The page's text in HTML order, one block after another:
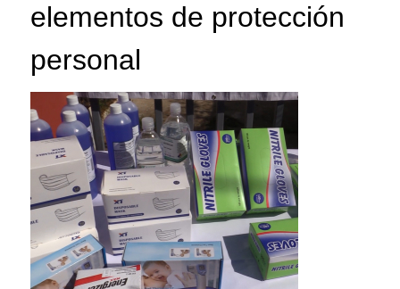
elementos de protección
personal